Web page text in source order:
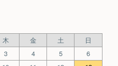
木 金 土
日
3 4 5
6